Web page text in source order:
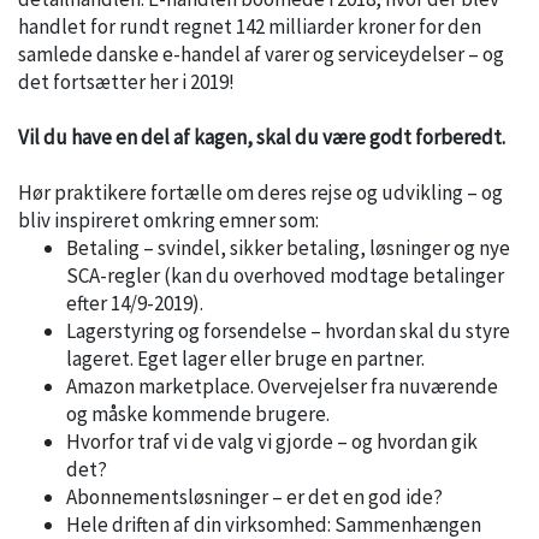
handlet for rundt regnet 142 milliarder kroner for den
samlede danske e-handel af varer og serviceydelser – og
det fortsætter her i 2019!
Vil du have en del af kagen, skal du være godt forberedt.
Hør praktikere fortælle om deres rejse og udvikling – og
bliv inspireret omkring emner som:
Betaling – svindel, sikker betaling, løsninger og nye
SCA-regler (kan du overhoved modtage betalinger
efter 14/9-2019).
Lagerstyring og forsendelse – hvordan skal du styre
lageret. Eget lager eller bruge en partner.
Amazon marketplace. Overvejelser fra nuværende
og måske kommende brugere.
Hvorfor traf vi de valg vi gjorde – og hvordan gik
det?
Abonnementsløsninger – er det en god ide?
Hele driften af din virksomhed: Sammenhængen